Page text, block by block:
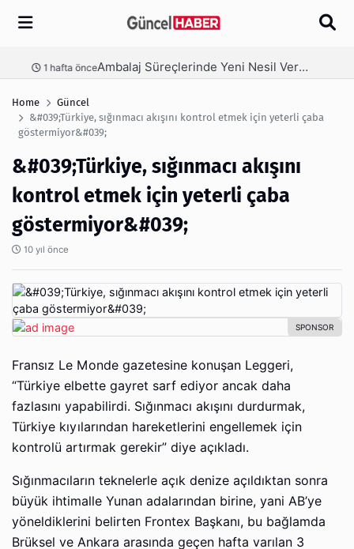
Arama
Ambalaj Süreçlerinde Yeni Nesil Verimliliği Olimpack ile Yakalayın 3 hafta önce
Home
Güncel
&#039;Türkiye, sığınmacı akışını kontrol etmek için yeterli çaba
göstermiyor&#039;
&#039;Türkiye, sığınmacı akışını
kontrol etmek için yeterli çaba
göstermiyor&#039;
10 yıl önce
Fransız Le Monde gazetesine konuşan Leggeri,
“Türkiye elbette gayret sarf ediyor ancak daha
fazlasını yapabilirdi. Sığınmacı akışını durdurmak,
Türkiye kıyılarından hareketlerini engellemek için
kontrolü artırmak gerekir” diye açıkladı.
Sığınmacıların teknelerle açık denize açıldıktan sonra
büyük ihtimalle Yunan adalarından birine, yani AB’ye
yöneldiklerini belirten Frontex Başkanı, bu bağlamda
Brüksel ve Ankara arasında geçen hafta varılan 3